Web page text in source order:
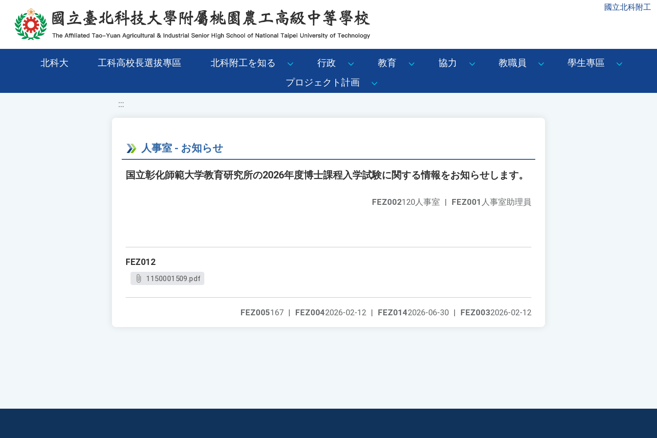
移至網頁之主要內容區位置 國立北科附工
北科大 工科高校長選拔專區 北科附工を知る 行政 教育 協力 教職員
學生專區
プロジェクト計画
:::
人事室 - お知らせ
国立彰化師範大学教育研究所の2026年度博士課程入学試験に関する情報をお知らせします。
FEZ001 人事室助理員
FEZ002120人事室 |
FEZ012
1150001509.pdf
FEZ0032026-02-12
FEZ0142026-06-30 |
FEZ0042026-02-12 |
FEZ005167 |